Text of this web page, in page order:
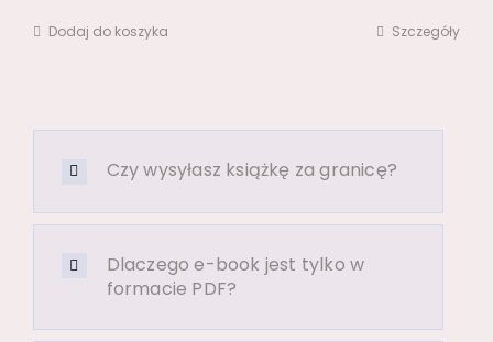
Dodaj do koszyka Szczegóły
Czy wysyłasz książkę za granicę?
Dlaczego e-book jest tylko w
formacie PDF?